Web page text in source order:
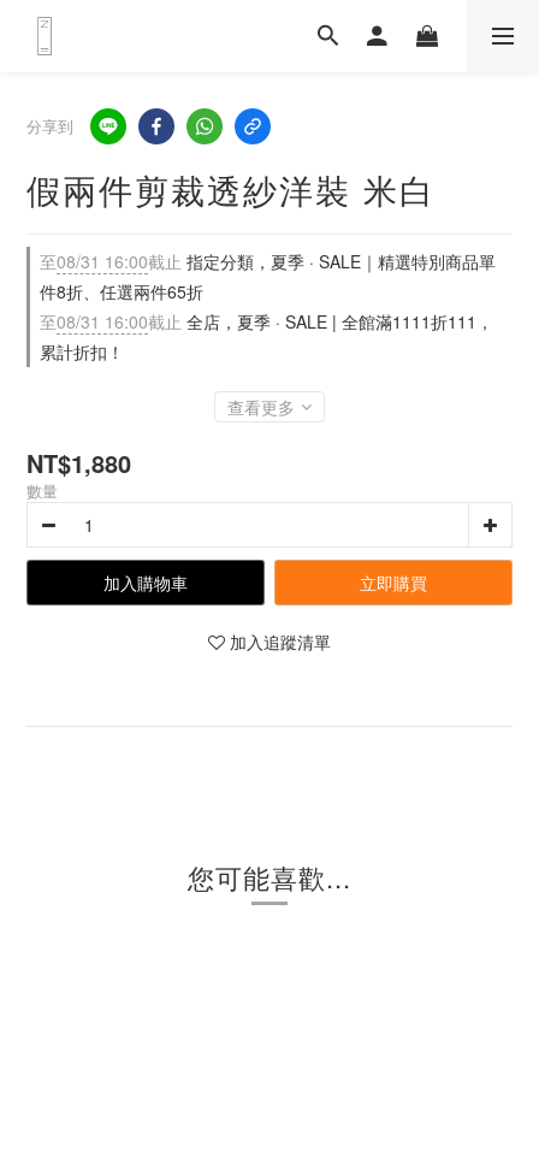
分享到
假兩件剪裁透紗洋裝 米白
至08/31 16:00截止 指定分類，夏季 · SALE｜精選特別商品單
件8折、任選兩件65折
至08/31 16:00截止 全店，夏季 · SALE | 全館滿1111折111，
累計折扣！
查看更多
NT$1,880
數量
加入購物車 立即購買
加入追蹤清單
您可能喜歡...